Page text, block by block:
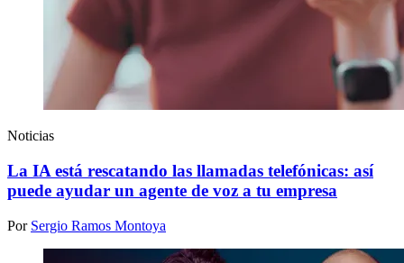
Noticias
La IA está rescatando las llamadas telefónicas: así
puede ayudar un agente de voz a tu empresa
Por Sergio Ramos Montoya